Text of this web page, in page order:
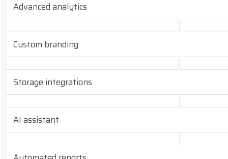
Advanced analytics
Custom branding
Storage integrations
AI assistant